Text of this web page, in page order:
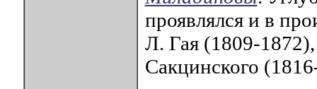
проявлялся и в
Л. Гая (1809-
Сакцинского